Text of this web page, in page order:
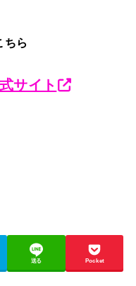
ちら
サイト
送る Pocket